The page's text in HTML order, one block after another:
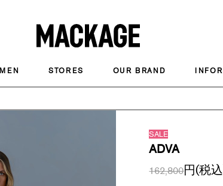
MACKAGE
MEN STORES OUR BRAND
SALE
ADVA
162,800円(税